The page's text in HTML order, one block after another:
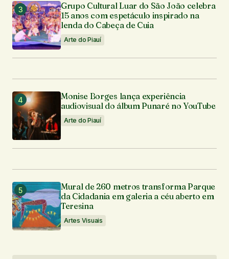
Grupo Cultural Luar do São João celebra
15 anos com espetáculo inspirado na
lenda do Cabeça de Cuia
Arte do Piauí
Monise Borges lança experiência
audiovisual do álbum Punaré no YouTube
Arte do Piauí
Mural de 260 metros transforma Parque
da Cidadania em galeria a céu aberto em
Teresina
Artes Visuais